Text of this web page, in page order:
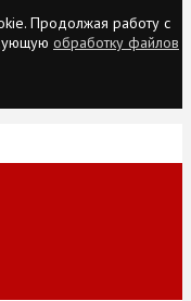
Продолжая работу с
обработку файлов